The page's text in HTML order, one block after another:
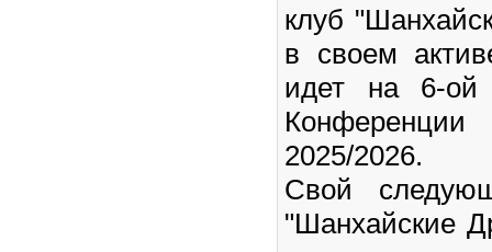
клуб
в своем
идет на 6-ой
2025/2026.
Свой
"Шанхайские